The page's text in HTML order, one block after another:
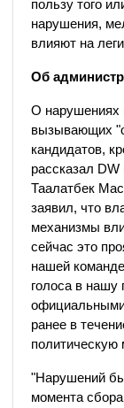
пользу того
нарушения,
влияют на
Об
О нарушениях
вызывающих
кандидатов,
рассказал
Таалатбек
заявил, что
механизмы
сейчас это
нашей
голоса в нашу
ранее в
"Нарушений
момента